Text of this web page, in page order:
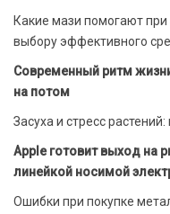
Какие мази помогают
выбору эффективного
Современный ритм
на потом
Засуха и стресс
Apple готовит выход на
линейкой носимой
Ошибки при покупке